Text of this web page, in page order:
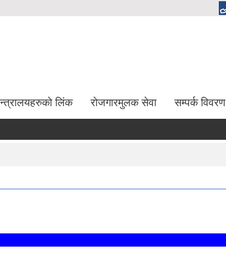
लिंक रोजगारमुलक सेवा सम्पर्क विवरण